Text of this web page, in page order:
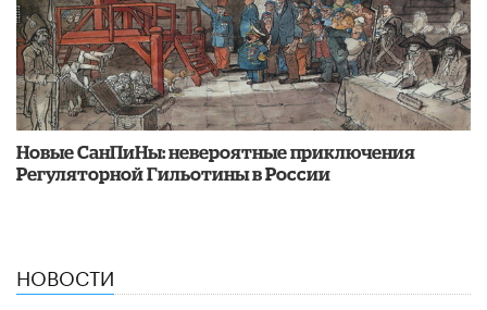
Новые СанПиНы: невероятные приключения
Регуляторной Гильотины в России
НОВОСТИ